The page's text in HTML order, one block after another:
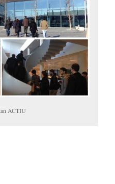
ACTIU